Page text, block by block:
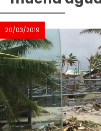
20/03/2019